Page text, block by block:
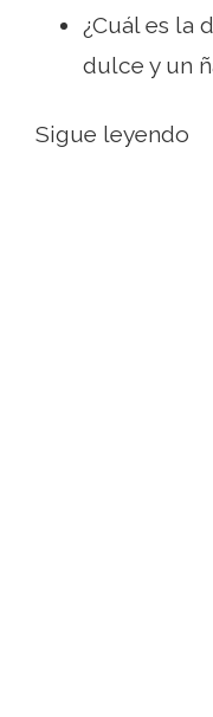
¿Cuál es la
dulce y un
Sigue leyendo